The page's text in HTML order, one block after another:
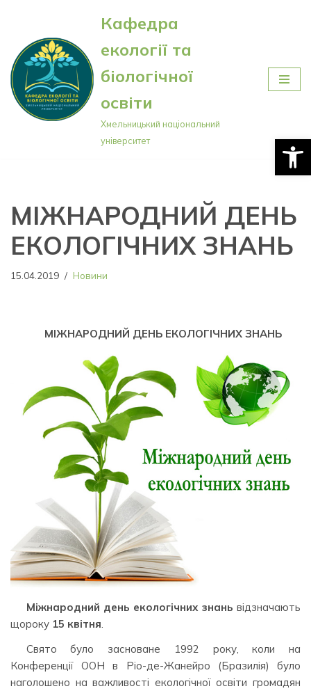
Перейти
до
вмісту
Кафедра
екології та
біологічної
освіти
Хмельницький національний
університет
МІЖНАРОДНИЙ ДЕНЬ
ЕКОЛОГІЧНИХ ЗНАНЬ
15.04.2019 Новини
МІЖНАРОДНИЙ ДЕНЬ ЕКОЛОГІЧНИХ ЗНАНЬ
Міжнародний день екологічних знань відзначають
щороку 15 квітня.
Свято було засноване 1992 року, коли на
Конференції ООН в Ріо-де-Жанейро (Бразилія) було
наголошено на важливості екологічної освіти громадян